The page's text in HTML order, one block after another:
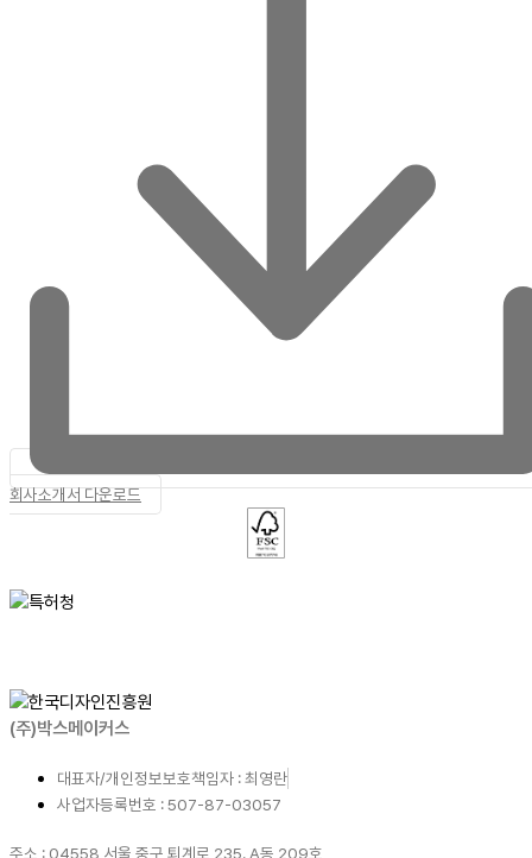
회사소개서 다운로드
(주)박스메이커스
대표자/개인정보보호책임자 : 최영란
사업자등록번호 : 507-87-03057
주소 : 04558 서울 중구 퇴계로 235. A동 209호